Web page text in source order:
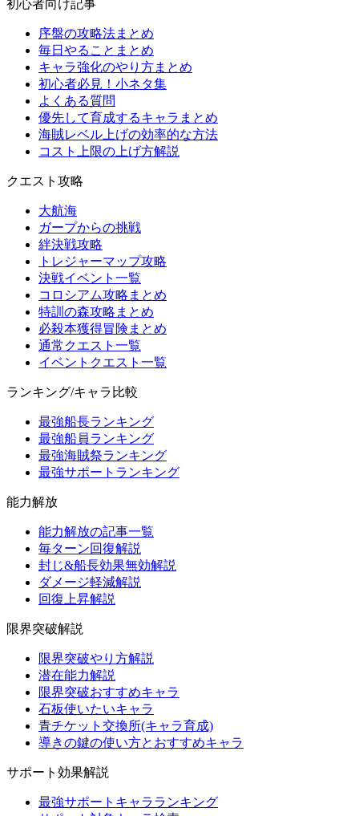
初心者向け記事
序盤の攻略法まとめ
毎日やることまとめ
キャラ強化のやり方まとめ
初心者必見！小ネタ集
よくある質問
優先して育成するキャラまとめ
海賊レベル上げの効率的な方法
コスト上限の上げ方解説
クエスト攻略
大航海
ガープからの挑戦
絆決戦攻略
トレジャーマップ攻略
決戦イベント一覧
コロシアム攻略まとめ
特訓の森攻略まとめ
必殺本獲得冒険まとめ
通常クエスト一覧
イベントクエスト一覧
ランキング/キャラ比較
最強船長ランキング
最強船員ランキング
最強海賊祭ランキング
最強サポートランキング
能力解放
能力解放の記事一覧
毎ターン回復解説
封じ&船長効果無効解説
ダメージ軽減解説
回復上昇解説
限界突破解説
限界突破やり方解説
潜在能力解説
限界突破おすすめキャラ
石板使いたいキャラ
青チケット交換所(キャラ育成)
導きの鍵の使い方とおすすめキャラ
サポート効果解説
最強サポートキャラランキング